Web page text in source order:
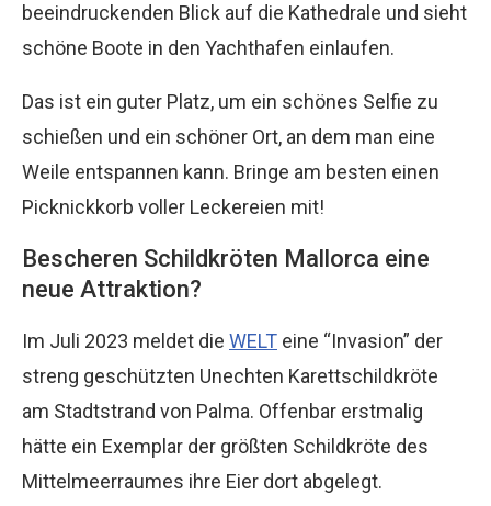
beeindruckenden Blick auf die Kathedrale und sieht
schöne Boote in den Yachthafen einlaufen.
Das ist ein guter Platz, um ein schönes Selfie zu
schießen und ein schöner Ort, an dem man eine
Weile entspannen kann. Bringe am besten einen
Picknickkorb voller Leckereien mit!
Bescheren Schildkröten Mallorca eine
neue Attraktion?
Im Juli 2023 meldet die WELT eine “Invasion” der
streng geschützten Unechten Karettschildkröte
am Stadtstrand von Palma. Offenbar erstmalig
hätte ein Exemplar der größten Schildkröte des
Mittelmeerraumes ihre Eier dort abgelegt.